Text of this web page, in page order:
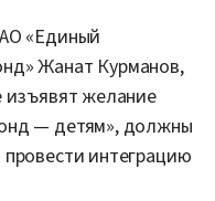
«Единый
Жанат Курманов,
изъявят желание
— детям», должны
интеграцию